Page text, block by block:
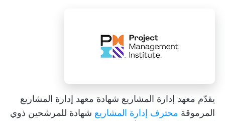
يقدّم معهد إدارة المشاريع شهادة معهد إدارة المشاريع
المرموقة محترف إدارة المشاريع شهادة للمرشحين ذوي